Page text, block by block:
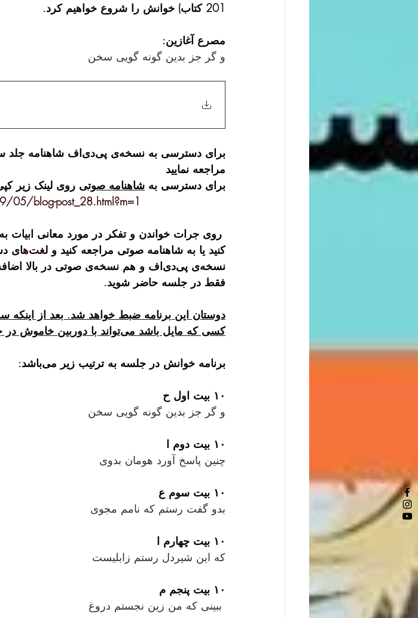
201 کتاب) خوانش را شروع خواهیم کرد.
مصرع آغازین:
و گر جز بدین گونه گویی سخن
برای دسترسی به نسخه‌ی
مراجعه نمایید
برای دسترسی به شاهنامه صوتی روی لینک زیر
05/blog-post_28.html?m=1
کنید یا به شاهنامه صوتی مراجعه کنید و لغت‌ه ای
نسخه‌ی پی‌دی‌اف و هم نسخه‌ی
فقط در جلسه حاضر شوید.
کسی که مایل باشد می‌تواند با دوربین خاموش در جلسه شرکت کند.
برنامه خوانش در جلسه به ترتیب زیر می‌باشد:
۱۰ بیت اول ح
و گر جز بدین گونه گویی سخن
۱۰ بیت دوم ا
چنین پاسخ آورد هومان بدوی
۱۰ بیت سوم ع
بدو گفت رستم که نامم مجوی
۱۰ بیت چهارم ا
که این شیردل رستم زابلیست
۱۰ بیت پنجم م